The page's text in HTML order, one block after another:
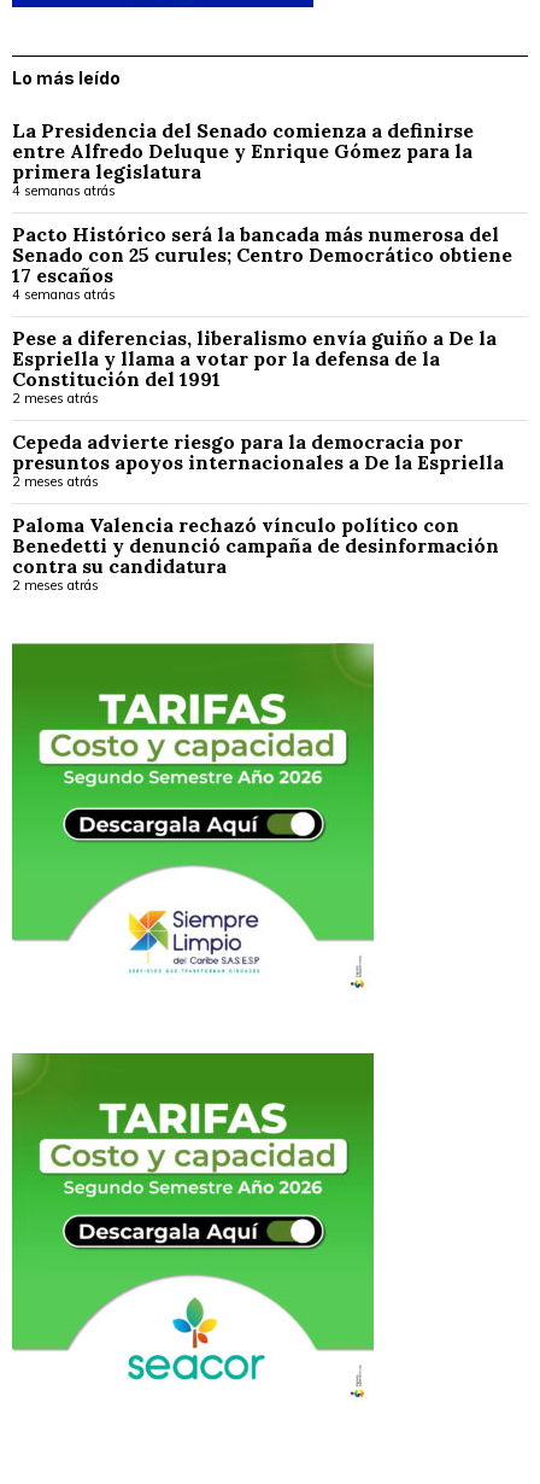
Lo más leído
La Presidencia del Senado comienza a definirse
entre Alfredo Deluque y Enrique Gómez para la
primera legislatura
4 semanas atrás
Pacto Histórico será la bancada más numerosa del
Senado con 25 curules; Centro Democrático obtiene
17 escaños
4 semanas atrás
Pese a diferencias, liberalismo envía guiño a De la
Espriella y llama a votar por la defensa de la
Constitución del 1991
2 meses atrás
Cepeda advierte riesgo para la democracia por
presuntos apoyos internacionales a De la Espriella
2 meses atrás
Paloma Valencia rechazó vínculo político con
Benedetti y denunció campaña de desinformación
contra su candidatura
2 meses atrás